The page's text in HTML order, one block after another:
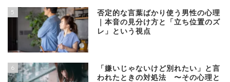
5
否定的な言葉ばかり使う男性の心理
｜本音の見分け方と「立ち位置のズ
レ」という視点
6
「嫌いじゃないけど別れたい」と言
われたときの対処法 〜その心理と